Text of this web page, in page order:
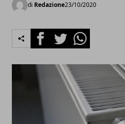
di Redazione23/10/2020
FacebookTwitterWhatsapp